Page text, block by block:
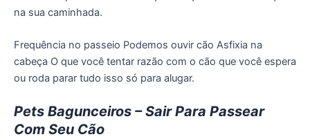
na sua caminhada.
Frequência no passeio Podemos ouvir cão Asfixia na
cabeça O que você tentar razão com o cão que você espera
ou roda parar tudo isso só para alugar.
Pets Bagunceiros – Sair Para Passear
Com Seu Cão